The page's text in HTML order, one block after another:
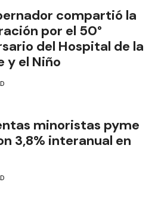
compartió la
por el 50°
del Hospital de la
y el Niño
minoristas pyme
3,8% interanual en